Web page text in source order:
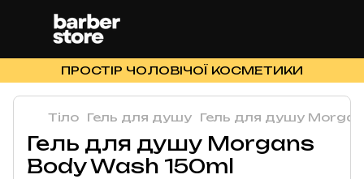
ПРОСТІР ЧОЛОВІЧОЇ КОСМЕТИКИ
Тіло Гель для душу Гель для душу
Гель для душу Morgans
Body Wash 150ml